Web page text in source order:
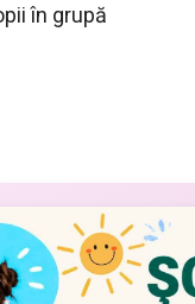
în grupă